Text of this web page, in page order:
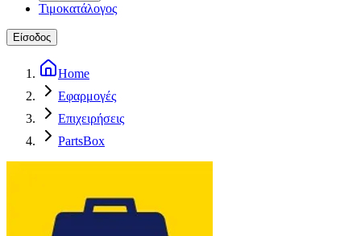
Τιμοκατάλογος
Είσοδος
Home
Εφαρμογές
Επιχειρήσεις
PartsBox